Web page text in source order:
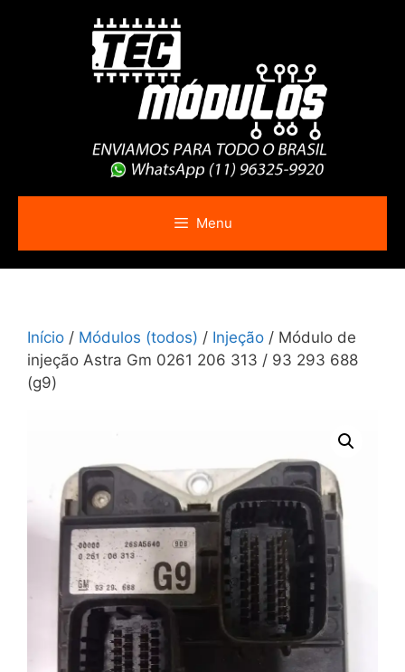
Menu
Início / Módulos (todos) / Injeção / Módulo de
injeção Astra Gm 0261 206 313 / 93 293 688
(g9)